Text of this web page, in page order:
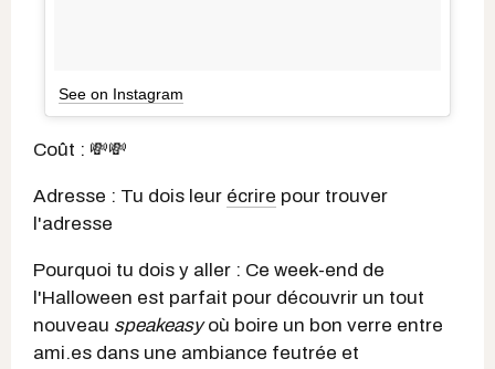
See on Instagram
Coût : 💸💸
Adresse : Tu dois leur écrire pour trouver
l'adresse
Pourquoi tu dois y aller : Ce week-end de
l'Halloween est parfait pour découvrir un tout
nouveau speakeasyoù boire un bon verre entre
ami.es dans une ambiance feutrée et